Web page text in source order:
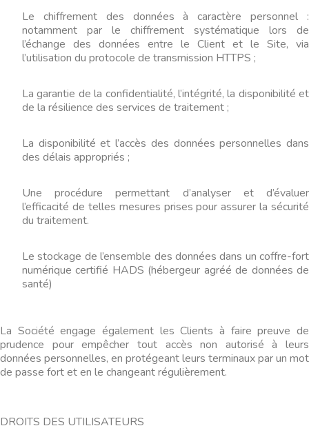
Le chiffrement des données à caractère personnel :
notamment par le chiffrement systématique lors de
l’échange des données entre le Client et le Site, via
l’utilisation du protocole de transmission HTTPS ;
La garantie de la confidentialité, l’intégrité, la disponibilité et
de la résilience des services de traitement ;
La disponibilité et l’accès des données personnelles dans
des délais appropriés ;
Une procédure permettant d’analyser et d’évaluer
l’efficacité de telles mesures prises pour assurer la sécurité
du traitement.
Le stockage de l’ensemble des données dans un coffre-fort
numérique certifié HADS (hébergeur agréé de données de
santé)
La Société engage également les Clients à faire preuve de
prudence pour empêcher tout accès non autorisé à leurs
données personnelles, en protégeant leurs terminaux par un mot
de passe fort et en le changeant régulièrement.
DROITS DES UTILISATEURS